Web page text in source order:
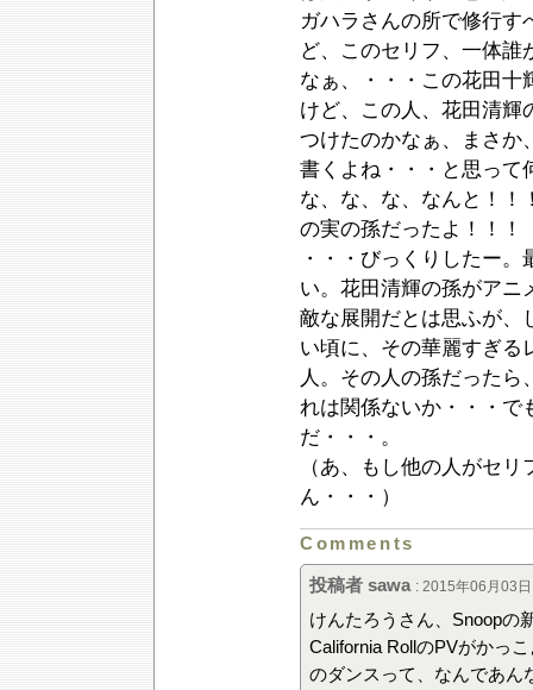
ガハラさんの所で修行す
ど、このセリフ、一体誰
なぁ、・・・この花田十
けど、この人、花田清輝
つけたのかなぁ、まさか
書くよね・・・と思って
な、な、な、なんと！！
の実の孫だったよ！！！
・・・びっくりしたー
い。花田清輝の孫がアニ
敵な展開だとは思ふが、
い頃に、その華麗すぎる
人。その人の孫だった
れは関係ないか・・・で
だ・・・。
（あ、もし他の人がセ
ん・・・）
Comments
投稿者 sawa : 2015年06月03
けんたろうさん、Snoopの
California RollのPVがかっ
のダンスって、なんであ